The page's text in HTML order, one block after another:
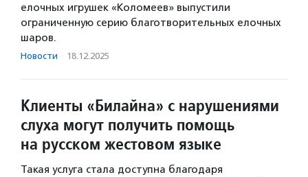
елочных игрушек «Коломеев» выпустили
ограниченную серию благотворительных елочных
шаров.
Новости · 18.12.2025
Клиенты «Билайна» с нарушениями
слуха могут получить помощь
на русском жестовом языке
Такая услуга стала доступна благодаря